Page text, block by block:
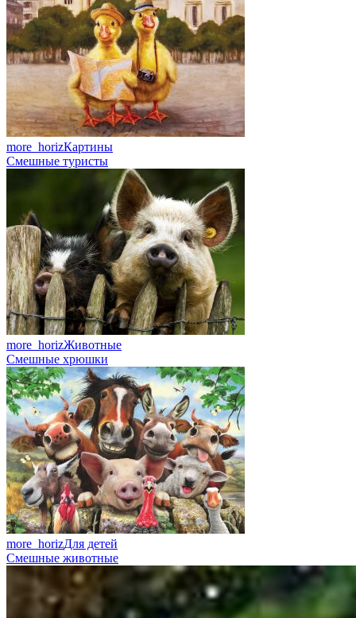
more_horizКартины
Смешные туристы
more_horizЖивотные
Смешные хрюшки
more_horizДля детей
Смешные животные